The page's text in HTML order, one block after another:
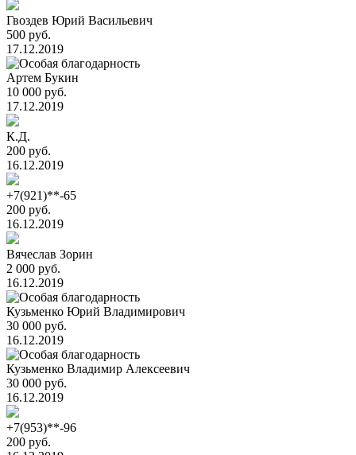
Гвоздев Юрий Васильевич
500 руб.
17.12.2019
Артем Букин
10 000 руб.
17.12.2019
К.Д.
200 руб.
16.12.2019
+7(921)**-65
200 руб.
16.12.2019
Вячеслав Зорин
2 000 руб.
16.12.2019
Кузьменко Юрий Владимирович
30 000 руб.
16.12.2019
Кузьменко Владимир Алексеевич
30 000 руб.
16.12.2019
+7(953)**-96
200 руб.